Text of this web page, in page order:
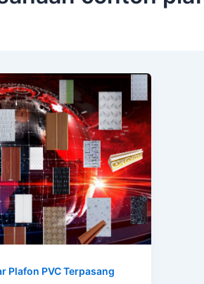
Plafon PVC Terpasang